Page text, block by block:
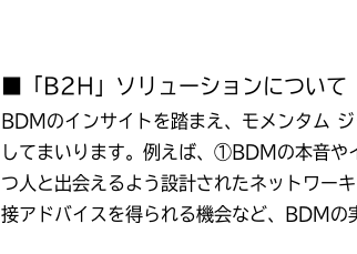
■「B2H」ソリューションについて
BDMのインサイトを踏まえ、モメンタム
してまいります。例えば、①BDMの本音や
つ人と出会えるよう設計されたネットワー
接アドバイスを得られる機会など、BDMの